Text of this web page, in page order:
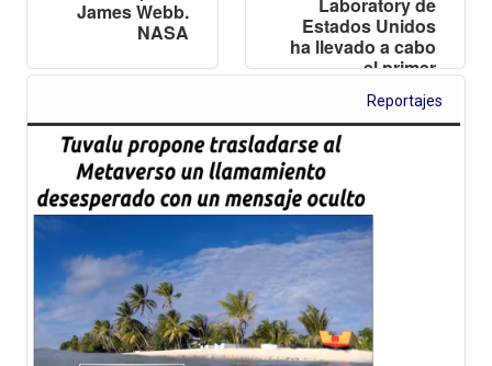
James Webb.
NASA
Estados Unidos
ha llevado a cabo
el primer
experimento
controlado de
fusión que ha
producido más
energía que la
energía utilizada
para producirla
Reportajes